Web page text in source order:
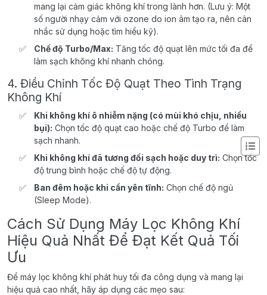
mang lại cảm giác không khí trong lành hơn. (Lưu ý: Một
số người nhạy cảm với ozone do ion âm tạo ra, nên cân
nhắc sử dụng hoặc tìm hiểu kỹ).
Chế độ Turbo/Max: Tăng tốc độ quạt lên mức tối đa để
làm sạch không khí nhanh chóng.
4. Điều Chỉnh Tốc Độ Quạt Theo Tình Trạng
Không Khí
Khi không khí ô nhiễm nặng (có mùi khó chịu, nhiều
bụi): Chọn tốc độ quạt cao hoặc chế độ Turbo để làm
sạch nhanh.
Khi không khí đã tương đối sạch hoặc duy trì: Chọn tốc
độ trung bình hoặc chế độ tự động.
Ban đêm hoặc khi cần yên tĩnh: Chọn chế độ ngủ
(Sleep Mode).
Cách Sử Dụng Máy Lọc Không Khí
Hiệu Quả Nhất Để Đạt Kết Quả Tối
Ưu
Để máy lọc không khí phát huy tối đa công dụng và mang lại
hiệu quả cao nhất, hãy áp dụng các mẹo sau: